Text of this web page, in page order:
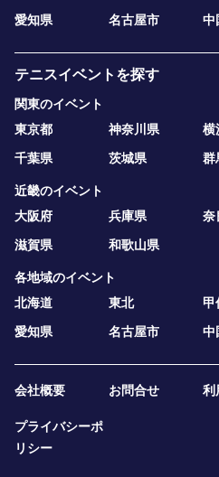
愛知県
名古屋市 中
テニスイベントを探す
関東のイベント
東京都
神奈川県 横
千葉県
茨城県 群
近畿のイベント
大阪府
兵庫県 奈
滋賀県
和歌山県
各地域のイベント
北海道
東北 甲
愛知県
名古屋市 中
会社概要 お問合せ 利
プライバシーポ
リシー